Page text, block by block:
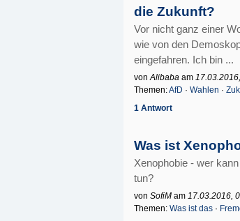
die Zukunft?
Vor nicht ganz einer
wie von den
eingefahren. Ich bin ...
vonAlibaba am
Themen:AfD · Wahlen ·
1 Antwort
Was ist
Xenophobie - wer
tun?
von SofiM am 17.03.2016,
Themen: Was ist das ·